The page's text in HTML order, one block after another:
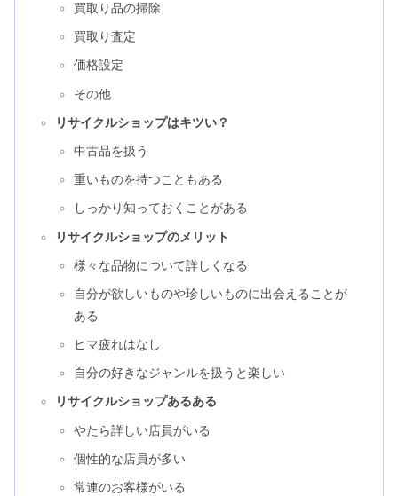
買取り品の掃除
買取り査定
価格設定
その他
リサイクルショップはキツい？
中古品を扱う
重いものを持つこともある
しっかり知っておくことがある
リサイクルショップのメリット
様々な品物について詳しくなる
自分が欲しいものや珍しいものに出会えることが
ある
ヒマ疲れはなし
自分の好きなジャンルを扱うと楽しい
リサイクルショップあるある
やたら詳しい店員がいる
個性的な店員が多い
常連のお客様がいる